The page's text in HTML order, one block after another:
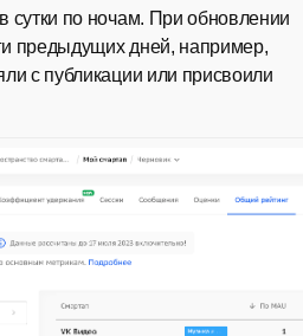
сутки по ночам. При обновлении
предыдущих дней, например,
с публикации или присвоили